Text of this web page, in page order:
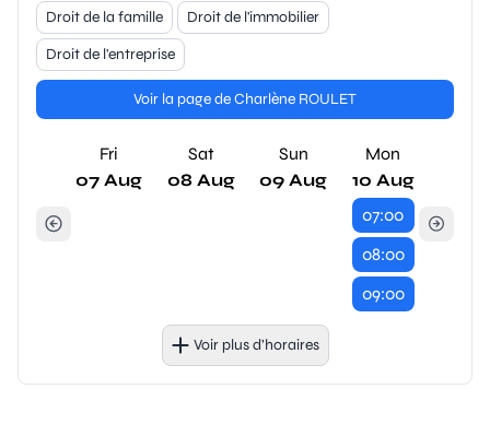
Droit de la famille
Droit de l'immobilier
Droit de l'entreprise
Voir la page de Charlène ROULET
Fri
07 Aug
Sat
08 Aug
Sun
09 Aug
Mon
10 Aug
07:00
08:00
09:00
Voir plus d’horaires